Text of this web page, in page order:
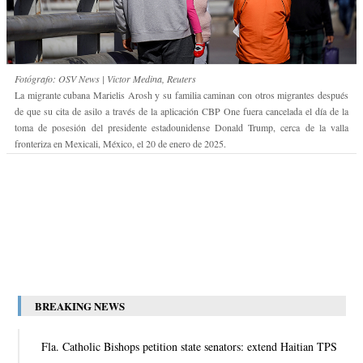
Fotógrafo: OSV News | Victor Medina, Reuters
La migrante cubana Marielis Arosh y su familia caminan con otros migrantes después
de que su cita de asilo a través de la aplicación CBP One fuera cancelada el día de la
toma de posesión del presidente estadounidense Donald Trump, cerca de la valla
fronteriza en Mexicali, México, el 20 de enero de 2025.
BREAKING NEWS
Fla. Catholic Bishops petition state senators: extend Haitian TPS